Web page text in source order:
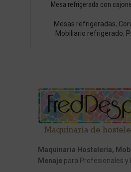
Mesa refrigerada con
Mesas refrigeradas,
Mobiliario refrigerado,
Maquinaria Hostelería,
Menaje para Profesionales y